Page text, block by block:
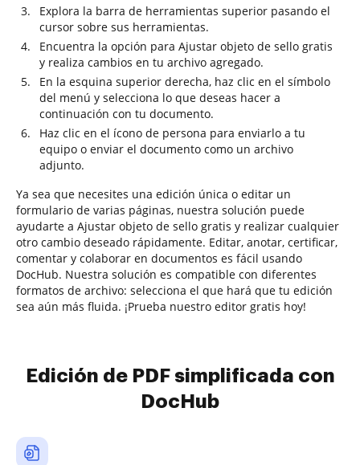
Explora la barra de herramientas superior pasando el
cursor sobre sus herramientas.
Encuentra la opción para Ajustar objeto de sello gratis
y realiza cambios en tu archivo agregado.
En la esquina superior derecha, haz clic en el símbolo
del menú y selecciona lo que deseas hacer a
continuación con tu documento.
Haz clic en el ícono de persona para enviarlo a tu
equipo o enviar el documento como un archivo
adjunto.
Ya sea que necesites una edición única o editar un
formulario de varias páginas, nuestra solución puede
ayudarte a Ajustar objeto de sello gratis y realizar cualquier
otro cambio deseado rápidamente. Editar, anotar, certificar,
comentar y colaborar en documentos es fácil usando
DocHub. Nuestra solución es compatible con diferentes
formatos de archivo: selecciona el que hará que tu edición
sea aún más fluida. ¡Prueba nuestro editor gratis hoy!
Edición de PDF simplificada con
DocHub